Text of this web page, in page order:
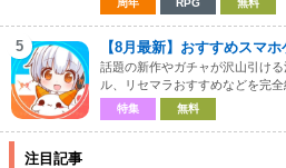
5 【8月最新】おすすめスマ
話題の新作やガチャが沢山引け
ル、リセマラおすすめなどを完全
特集 無料
注目記事